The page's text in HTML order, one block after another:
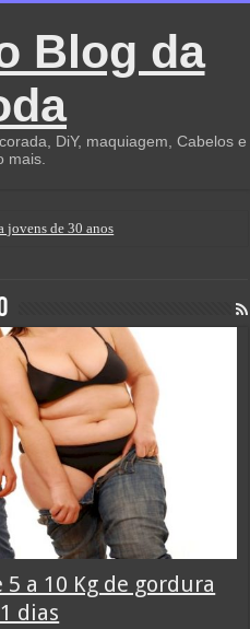
Blog da
DiY, maquiagem, Cabelos e
mais.
jovens de 30 anos
a 10 Kg de gordura
dias